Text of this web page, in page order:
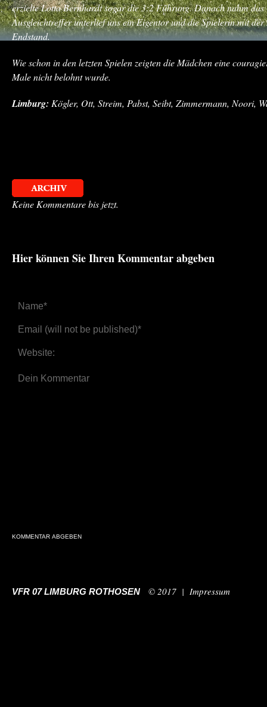
erzielte Lotta Bernhardt sogar die 3:2 Führung. Danach nahm
Ausgleichtreffer unterlief uns ein Eigentor und die Spielerin mit
Endstand.
Wie schon in den letzten Spielen zeigten die Mädchen eine
Male nicht belohnt wurde.
Limburg: Kögler, Ott, Streim, Pabst, Seibt, Zimmermann, Noori,
Keine Kommentare bis jetzt.
Hier können Sie Ihren Kommentar abgeben
VFR 07 LIMBURG ROTHOSEN © 2017 | Impressum